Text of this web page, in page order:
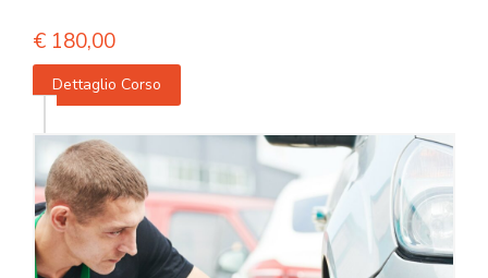
€ 180,00
Dettaglio Corso